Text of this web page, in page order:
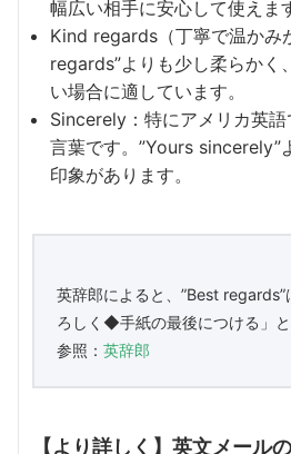
幅広い相手に安心して使えま
Kind regards（丁寧で温かみ
regards”よりも少し柔らかく
い場合に適しています。
Sincerely：特にアメリカ英
言葉です。”Yours sincerely”
印象があります。
英辞郎によると、”Best regards”
ろしく◆手紙の最後につける」と
参照： 英辞郎
【より詳しく】英文メール